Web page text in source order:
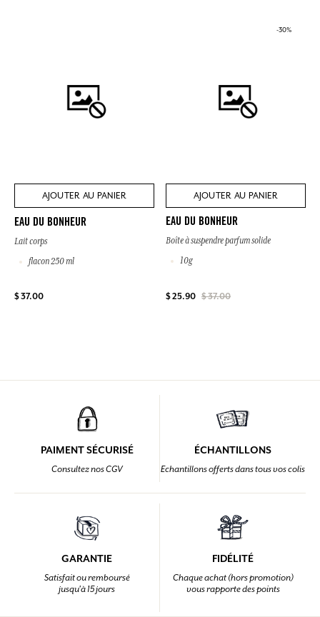
AJOUTER AU PANIER
EAU DU BONHEUR
Lait corps
flacon 250 ml
$ 37.00
-30%
AJOUTER AU PANIER
EAU DU BONHEUR
Boîte à suspendre parfum solide
10g
$ 25.90 $ 37.00
PAIMENT SÉCURISÉ
Consultez nos CGV
ÉCHANTILLONS
Echantillons offerts dans tous vos colis
GARANTIE
Satisfait ou remboursé
jusqu'à 15 jours
FIDÉLITÉ
Chaque achat (hors promotion)
vous rapporte des points